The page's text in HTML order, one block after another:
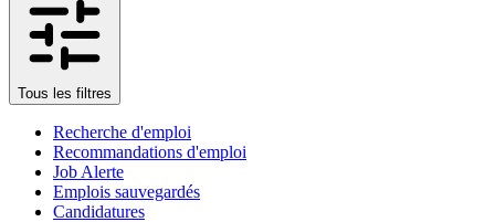
Tous les filtres
Recherche d'emploi
Recommandations d'emploi
Job Alerte
Emplois sauvegardés
Candidatures